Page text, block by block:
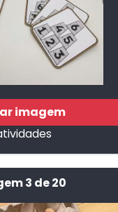
imagem
3 de 20